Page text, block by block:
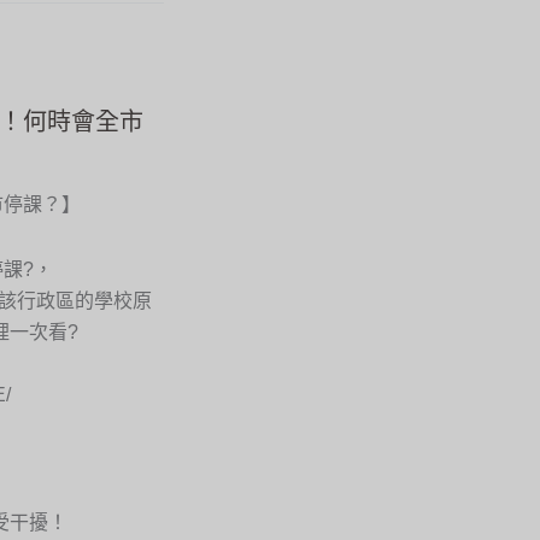
何時會全市
課？】
?，
行政區的學校原
一次看?
擾！